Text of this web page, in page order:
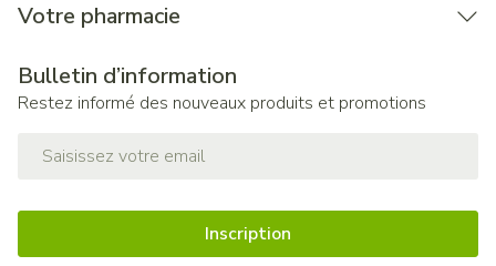
Votre pharmacie
Bulletin d’information
Restez informé des nouveaux produits et promotions
Inscription